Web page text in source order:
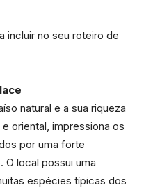
incluir no seu roteiro de
natural e a sua riqueza
oriental, impressiona os
por uma forte
O local possui uma
espécies típicas dos